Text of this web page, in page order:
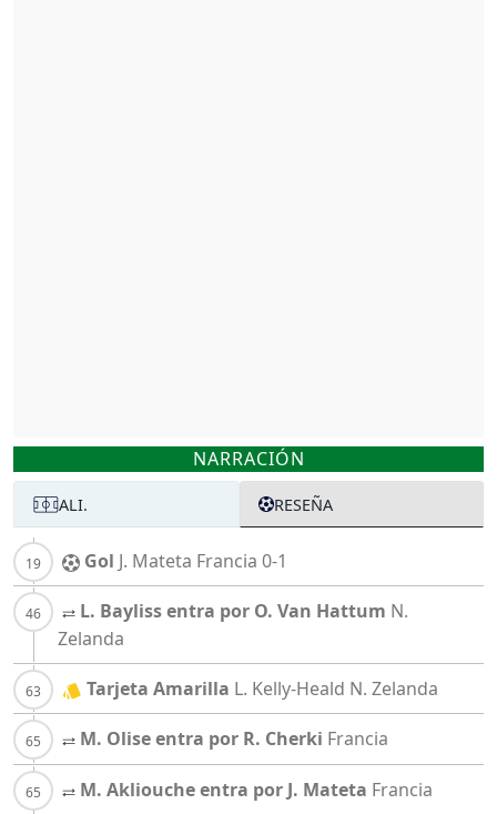
NARRACIÓN
ALI. RESEÑA
Gol J. Mateta Francia 0-1
L. Bayliss entra por O. Van Hattum N.
Zelanda
Tarjeta Amarilla L. Kelly-Heald N. Zelanda
M. Olise entra por R. Cherki Francia
M. Akliouche entra por J. Mateta Francia